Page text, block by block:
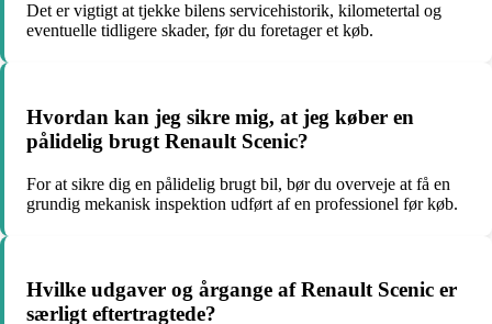
Det er vigtigt at tjekke bilens servicehistorik, kilometertal og
eventuelle tidligere skader, før du foretager et køb.
Hvordan kan jeg sikre mig, at jeg køber en
pålidelig brugt Renault Scenic?
For at sikre dig en pålidelig brugt bil, bør du overveje at få en
grundig mekanisk inspektion udført af en professionel før køb.
Hvilke udgaver og årgange af Renault Scenic er
særligt eftertragtede?